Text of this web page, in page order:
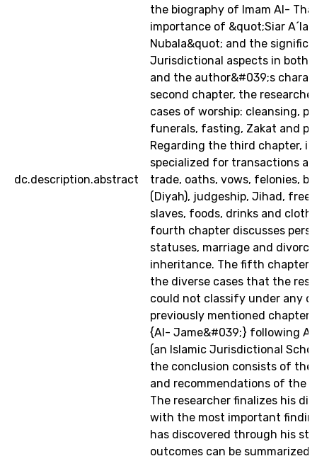
dc.description.abstract
the biography of Imam Al-
importance of &quot;Siar
Nubala&quot; and the
Jurisdictional aspects in both
and the author&#039;s
second chapter, the
cases of worship: cleansing,
funerals, fasting, Zakat and
Regarding the third chapter, it
specialized for transactions
trade, oaths, vows, felonies,
(Diyah), judgeship, Jihad,
slaves, foods, drinks and
fourth chapter discusses
statuses, marriage and
inheritance. The fifth chapter
the diverse cases that the
could not classify under any
previously mentioned
{Al- Jame&#039;} following
(an Islamic Jurisdictional
the conclusion consists of the
and recommendations of the
The researcher finalizes his
with the most important
has discovered through his
outcomes can be summarized